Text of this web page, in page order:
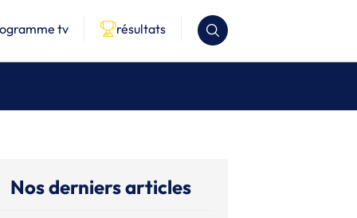
tv résultats
Nos derniers articles